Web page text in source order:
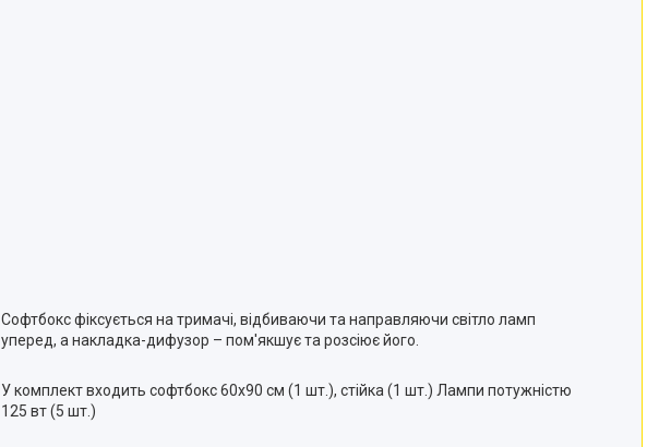
Софтбокс фіксується на тримачі, відбиваючи та направляючи світло ламп
уперед, а накладка-дифузор – пом'якшує та розсіює його.
У комплект входить софтбокс 60х90 см (1 шт.), стійка (1 шт.) Лампи потужністю
125 вт (5 шт.)